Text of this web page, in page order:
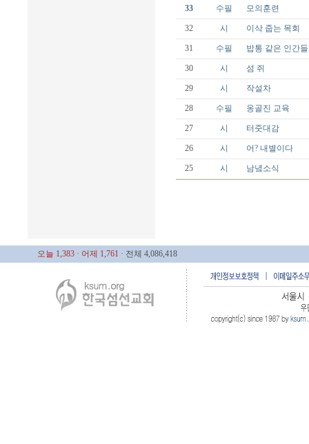
33 수필 모의훈련
32 시 이삭 줍는 목회
31 수필 밥통 같은 인간들
30 시 섬 쥐
29 시 작설차
28 수필 옹골진 교육
27 시 터줏대감
26 시 어? 내별이다
25 시 남녘소식
오늘 1,383 · 어제 1,761 · 전체 4,086,418